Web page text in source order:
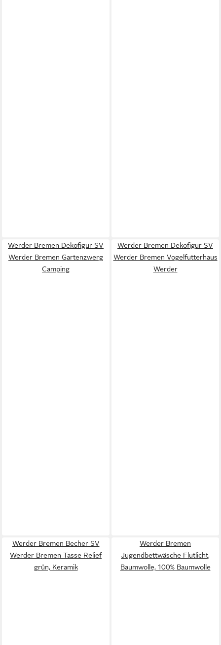
Werder Bremen Dekofigur SV
Werder Bremen Gartenzwerg
Camping
Werder Bremen Dekofigur SV
Werder Bremen Vogelfutterhaus
Werder
Werder Bremen Becher SV
Werder Bremen Tasse Relief
grün, Keramik
Werder Bremen
Jugendbettwäsche Flutlicht,
Baumwolle, 100% Baumwolle